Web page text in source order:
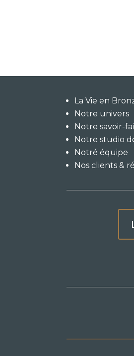
La Vie en
Notre univers
Notre savoir-
Notre studio
Notré équipe
Nos clients &